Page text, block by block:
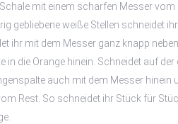
mit einem scharfen Messer
gebliebene weiße Stellen schneidet
ihr mit dem Messer ganz knapp
in die Orange hinein. Schneidet auf der
auch mit dem Messer hinein
Rest. So schneidet ihr Stück für